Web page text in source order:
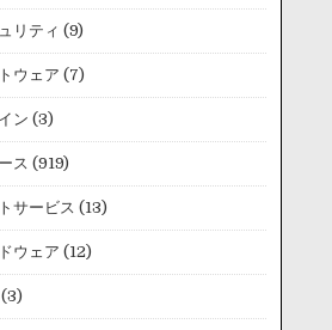
リティ (9)
ウェア (7)
ン (3)
ス (919)
サービス (13)
ウェア (12)
(3)